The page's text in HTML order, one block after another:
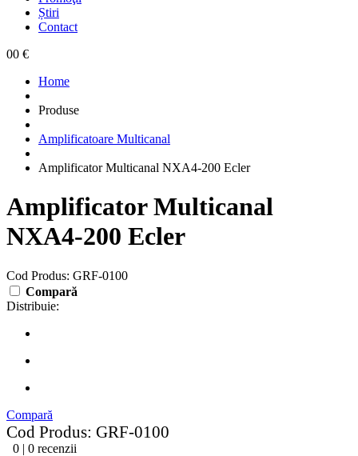
Știri
Contact
00 €
Home
Produse
Amplificatoare Multicanal
Amplificator Multicanal NXA4-200 Ecler
Amplificator Multicanal
NXA4-200 Ecler
Cod Produs: GRF-0100
Compară
Distribuie:
Compară
Cod Produs: GRF-0100
0 | 0 recenzii